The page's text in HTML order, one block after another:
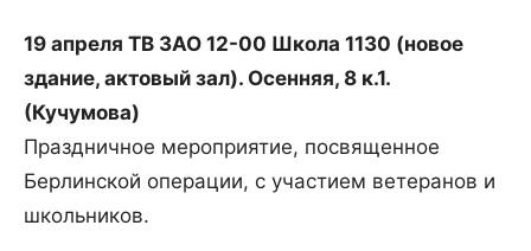
19 апреля ТВ ЗАО 12-00 Школа 1130 (новое
здание, актовый зал). Осенняя, 8 к.1.
(Кучумова)
Праздничное мероприятие, посвященное
Берлинской операции, с участием ветеранов и
школьников.